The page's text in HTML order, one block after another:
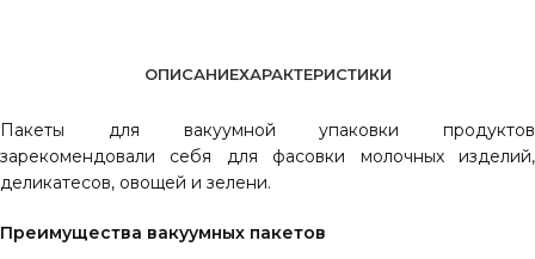
ОПИСАНИЕХАРАКТЕРИСТИКИ
Пакеты для вакуумной упаковки продуктов
зарекомендовали себя для фасовки молочных изделий,
деликатесов, овощей и зелени.
Преимущества вакуумных пакетов